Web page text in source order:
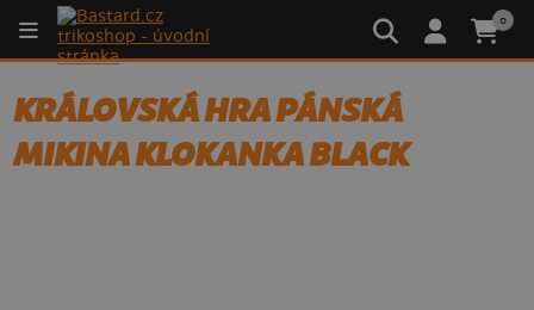
0
KRÁLOVSKÁ HRA PÁNSKÁ
MIKINA KLOKANKA BLACK